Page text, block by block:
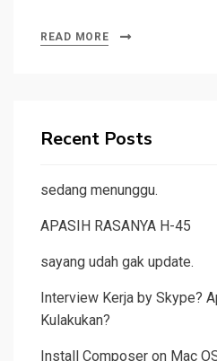
READ MORE
Recent Posts
sedang menunggu.
APASIH RASANYA H-45
sayang udah gak update.
Interview Kerja by Skype?
Kulakukan?
Install Composer on Mac